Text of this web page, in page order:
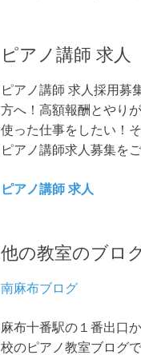
ピアノ講師 求人
ピアノ講師 求人採用募
方へ！高額報酬とやり
使った仕事をしたい！
ピアノ講師求人募集を
ピアノ講師 求人
他の教室のブロ
南麻布ブログ
麻布十番駅の１番出口
校のピアノ教室ブログで